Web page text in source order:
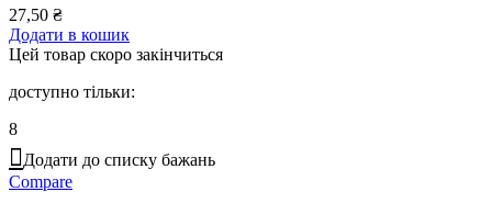
27,50 ₴
Додати в кошик
Цей товар скоро закінчиться
доступно тільки:
8
Додати до списку бажань
Compare